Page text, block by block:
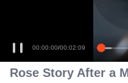
00:00:00/00:02:09
Rose Story After a